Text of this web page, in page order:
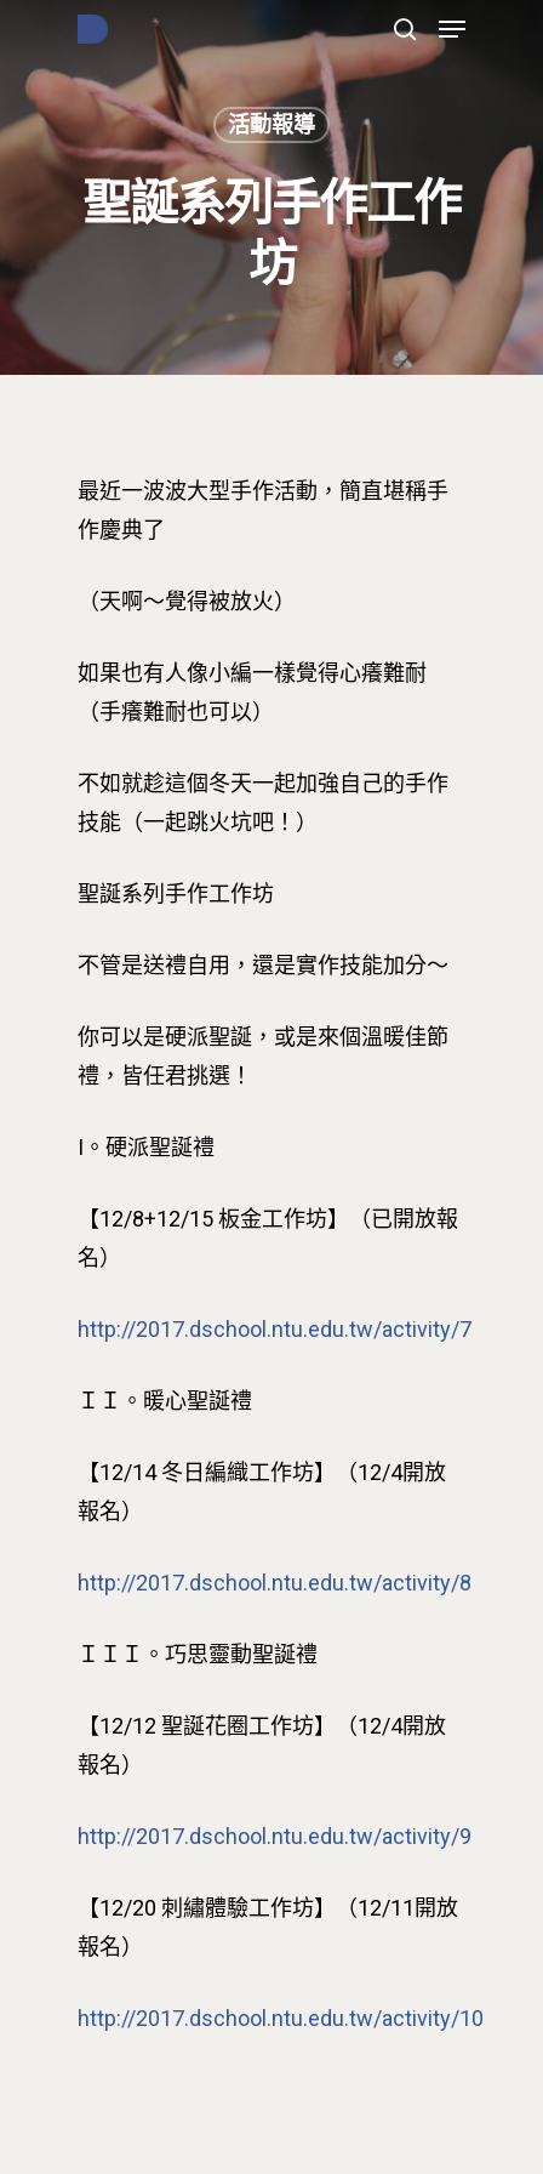
按下Enter開始搜尋，或Esc關閉跳窗
活動報導
聖誕系列手作工作
坊
最近一波波大型手作活動，簡直堪稱手
作慶典了
（天啊～覺得被放火）
如果也有人像小編一樣覺得心癢難耐
（手癢難耐也可以）
不如就趁這個冬天一起加強自己的手作
技能（一起跳火坑吧！）
聖誕系列手作工作坊
不管是送禮自用，還是實作技能加分～
你可以是硬派聖誕，或是來個溫暖佳節
禮，皆任君挑選！
I。硬派聖誕禮
【12/8+12/15 板金工作坊】（已開放報
名）
http://2017.dschool.ntu.edu.tw/activity/7
ＩＩ。暖心聖誕禮
【12/14 冬日編織工作坊】（12/4開放
報名）
http://2017.dschool.ntu.edu.tw/activity/8
ＩＩＩ。巧思靈動聖誕禮
【12/12 聖誕花圈工作坊】（12/4開放
報名）
http://2017.dschool.ntu.edu.tw/activity/9
【12/20 刺繡體驗工作坊】（12/11開放
報名）
http://2017.dschool.ntu.edu.tw/activity/10